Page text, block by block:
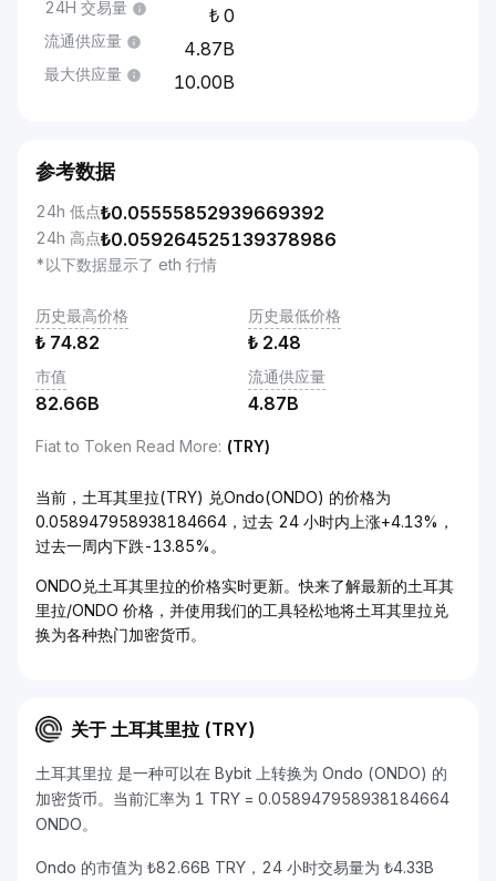
24H 交易量 0
流通供应量 4.87B
最大供应量 10.00B
参考数据
24h 低点₺0.05555852939669392
24h 高点₺0.059264525139378986
*以下数据显示了 eth 行情
历史最高价格
₺ 74.82
历史最低价格
₺ 2.48
市值
82.66B
流通供应量
4.87B
Fiat to Token Read More: (TRY)
当前，土耳其里拉(TRY) 兑Ondo(ONDO) 的价格为
0.058947958938184664，过去 24 小时内上涨+4.13%，
过去一周内下跌-13.85%。
ONDO兑土耳其里拉的价格实时更新。快来了解最新的土耳其
里拉/ONDO 价格，并使用我们的工具轻松地将土耳其里拉兑
换为各种热门加密货币。
关于 土耳其里拉 (TRY)
土耳其里拉 是一种可以在 Bybit 上转换为 Ondo (ONDO) 的
加密货币。当前汇率为 1 TRY = 0.058947958938184664
ONDO。
Ondo 的市值为 ₺82.66B TRY，24 小时交易量为 ₺4.33B